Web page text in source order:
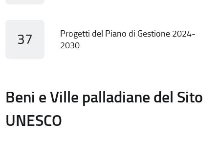
37
Progetti del Piano di Gestione 2024-
2030
Beni e Ville palladiane del Sito
UNESCO